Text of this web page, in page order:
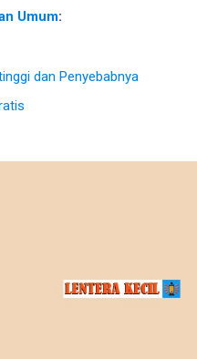
Umum:
dan Penyebabnya